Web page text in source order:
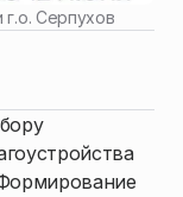
Серпухов